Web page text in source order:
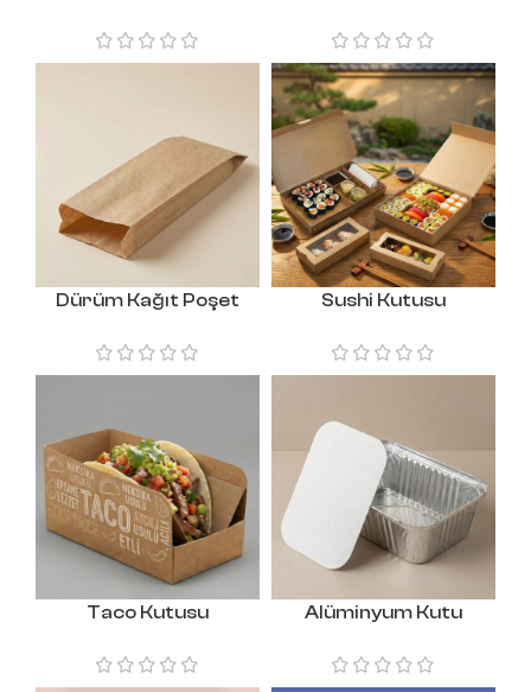
Dürüm Kağıt Poşet Sushi Kutusu
Taco Kutusu Alüminyum Kutu